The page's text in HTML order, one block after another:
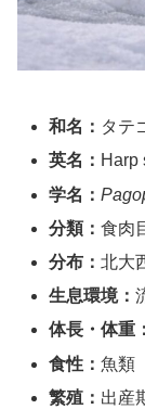
和名： タテ
英名： Harp
学名：
分類：食肉
分布：北大
生息環境：
体長・体重
食性：魚類
繁殖： 出産